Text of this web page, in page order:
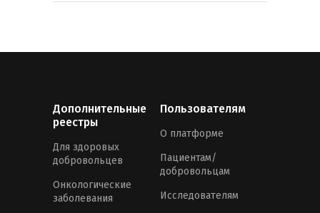
Дополнительные
реестры
Для здоровых
добровольцев
Онкологические
заболевания
Пользователям
О платформе
Пациентам/
добровольцам
Исследователям